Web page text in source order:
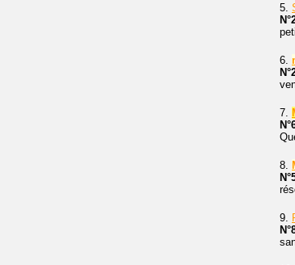
5.
6.
7.
8.
9.